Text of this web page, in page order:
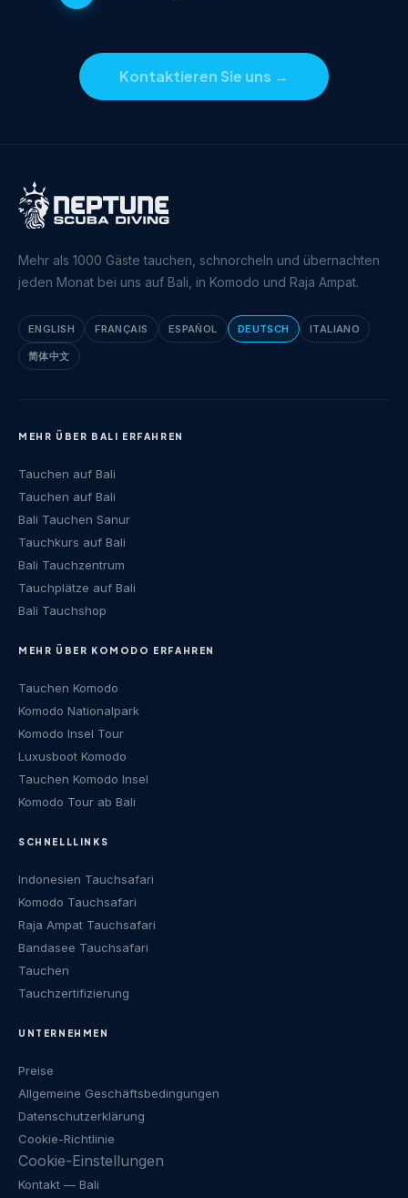
Kontaktieren Sie uns →
Mehr als 1000 Gäste tauchen, schnorcheln und übernachten
jeden Monat bei uns auf Bali, in Komodo und Raja Ampat.
ENGLISH FRANÇAIS ESPAÑOL DEUTSCH ITALIANO
简体中文
MEHR ÜBER BALI ERFAHREN
Tauchen auf Bali
Tauchen auf Bali
Bali Tauchen Sanur
Tauchkurs auf Bali
Bali Tauchzentrum
Tauchplätze auf Bali
Bali Tauchshop
MEHR ÜBER KOMODO ERFAHREN
Tauchen Komodo
Komodo Nationalpark
Komodo Insel Tour
Luxusboot Komodo
Tauchen Komodo Insel
Komodo Tour ab Bali
SCHNELLLINKS
Indonesien Tauchsafari
Komodo Tauchsafari
Raja Ampat Tauchsafari
Bandasee Tauchsafari
Tauchen
Tauchzertifizierung
UNTERNEHMEN
Preise
Allgemeine Geschäftsbedingungen
Datenschutzerklärung
Cookie-Richtlinie
Cookie-Einstellungen
Kontakt — Bali